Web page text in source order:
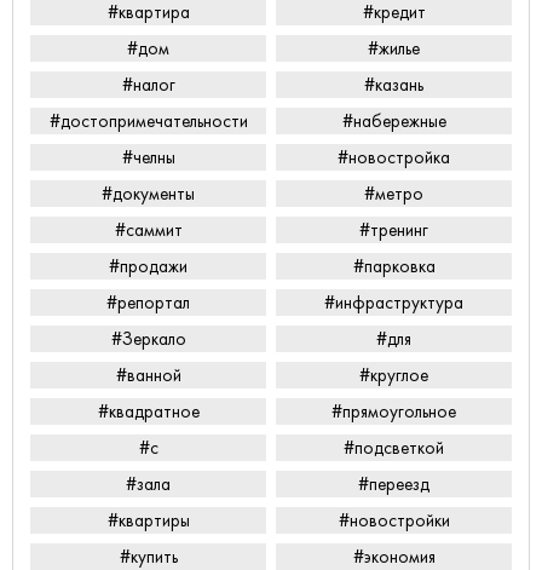
#квартира
#кредит
#дом
#жилье
#налог
#казань
#достопримечательности
#набережные
#челны
#новостройка
#документы
#метро
#саммит
#тренинг
#продажи
#парковка
#репортал
#инфраструктура
#Зеркало
#для
#ванной
#круглое
#квадратное
#прямоугольное
#с
#подсветкой
#зала
#переезд
#квартиры
#новостройки
#купить
#экономия